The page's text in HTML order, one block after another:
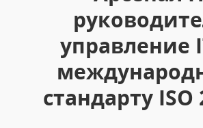
управление
стандарту ISO